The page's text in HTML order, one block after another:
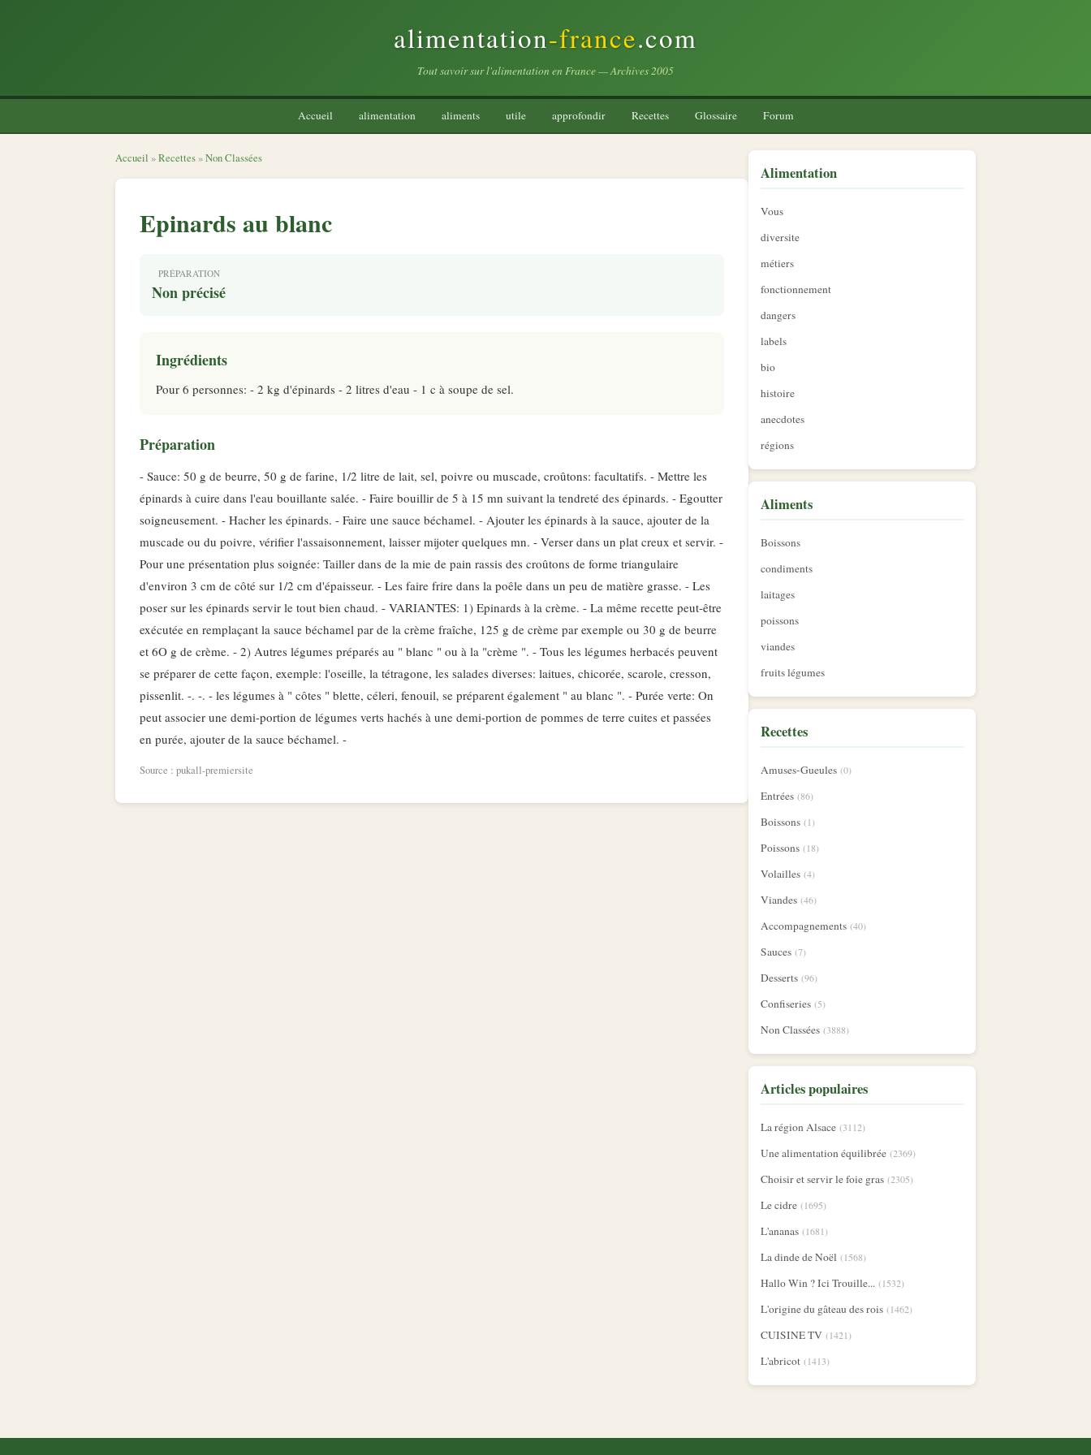
alimentation-france.com
Tout savoir sur l'alimentation en France — Archives 2005
Accueil alimentation aliments utile approfondir Recettes Glossaire Forum
Accueil »Recettes »Non Classées
Epinards au blanc
PRÉPARATION
Non précisé
Ingrédients
Pour 6 personnes: - 2 kg d'épinards - 2 litres d'eau - 1 c à soupe de sel.
Préparation
- Sauce: 50 g de beurre, 50 g de farine, 1/2 litre de lait, sel, poivre ou muscade, croûtons: facultatifs. - Mettre les
épinards à cuire dans l'eau bouillante salée. - Faire bouillir de 5 à 15 mn suivant la tendreté des épinards. - Egoutter
soigneusement. - Hacher les épinards. - Faire une sauce béchamel. - Ajouter les épinards à la sauce, ajouter de la
muscade ou du poivre, vérifier l'assaisonnement, laisser mijoter quelques mn. - Verser dans un plat creux et servir. -
Pour une présentation plus soignée: Tailler dans de la mie de pain rassis des croûtons de forme triangulaire
d'environ 3 cm de côté sur 1/2 cm d'épaisseur. - Les faire frire dans la poêle dans un peu de matière grasse. - Les
poser sur les épinards servir le tout bien chaud. - VARIANTES: 1) Epinards à la crème. - La même recette peut-être
exécutée en remplaçant la sauce béchamel par de la crème fraîche, 125 g de crème par exemple ou 30 g de beurre
et 6O g de crème. - 2) Autres légumes préparés au " blanc " ou à la "crème ". - Tous les légumes herbacés peuvent
se préparer de cette façon, exemple: l'oseille, la tétragone, les salades diverses: laitues, chicorée, scarole, cresson,
pissenlit. -. -. - les légumes à " côtes " blette, céleri, fenouil, se préparent également " au blanc ". - Purée verte: On
peut associer une demi-portion de légumes verts hachés à une demi-portion de pommes de terre cuites et passées
en purée, ajouter de la sauce béchamel. -
Source : pukall-premiersite
Alimentation
Vous
diversite
métiers
fonctionnement
dangers
labels
bio
histoire
anecdotes
régions
Aliments
Boissons
condiments
laitages
poissons
viandes
fruits légumes
Recettes
Amuses-Gueules (0)
Entrées (86)
Boissons (1)
Poissons (18)
Volailles (4)
Viandes (46)
Accompagnements (40)
Sauces (7)
Desserts (96)
Confiseries (5)
Non Classées (3888)
Articles populaires
La région Alsace (3112)
Une alimentation équilibrée (2369)
Choisir et servir le foie gras (2305)
Le cidre (1695)
L'ananas (1681)
La dinde de Noël (1568)
Hallo Win ? Ici Trouille... (1532)
L'origine du gâteau des rois (1462)
CUISINE TV (1421)
L'abricot (1413)